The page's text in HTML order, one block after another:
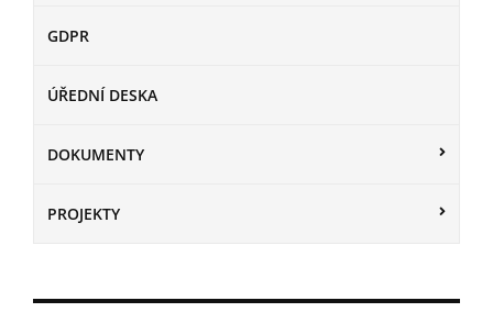
GDPR
ÚŘEDNÍ DESKA
DOKUMENTY
PROJEKTY